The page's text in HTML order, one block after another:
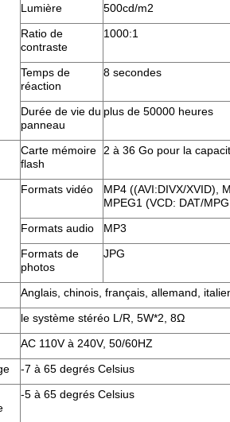
Lumière
500cd/m2
Ratio de
contraste
1000:1
Temps de
réaction
8 secondes
Durée de vie du
panneau
plus de 50000 heures
Carte mémoire
flash
2 à 36 Go pour la
Formats vidéo
MP4 ((AVI:DIVX/XVID),
MPEG1 (VCD: DAT/
Formats audio
MP3
Formats de
photos
JPG
Anglais, chinois, français, allemand,
le système stéréo L/R, 5W*2, 8Ω
AC 110V à 240V, 50/60HZ
-7 à 65 degrés Celsius
-5 à 65 degrés Celsius